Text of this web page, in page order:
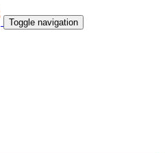
Toggle navigation